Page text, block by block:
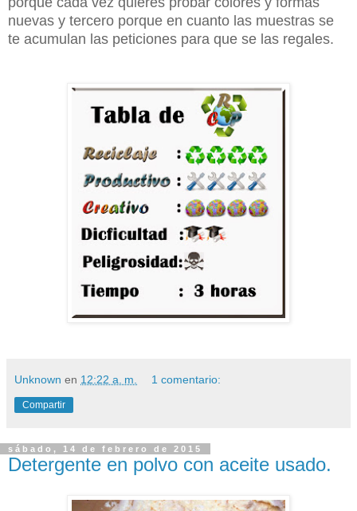
nuevas y tercero porque en cuanto las muestras se
te acumulan las peticiones para que se las regales.
Unknown en 12:22 a. m. 1 comentario:
Compartir
sábado, 14 de febrero de 2015
Detergente en polvo con aceite usado.